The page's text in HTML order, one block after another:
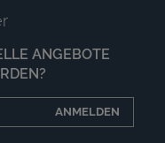
ANGEBOTE
ANMELDEN